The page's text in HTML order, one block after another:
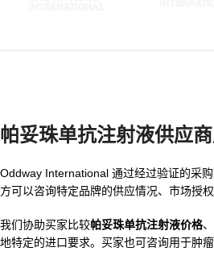
帕妥珠单抗注射液供应
Oddway International 通过经过验证的采
方可以咨询特定品牌的供应情况、市场授
我们协助买家比较帕妥珠单抗注射液价格
地特定的进口要求。买家也可咨询用于肿